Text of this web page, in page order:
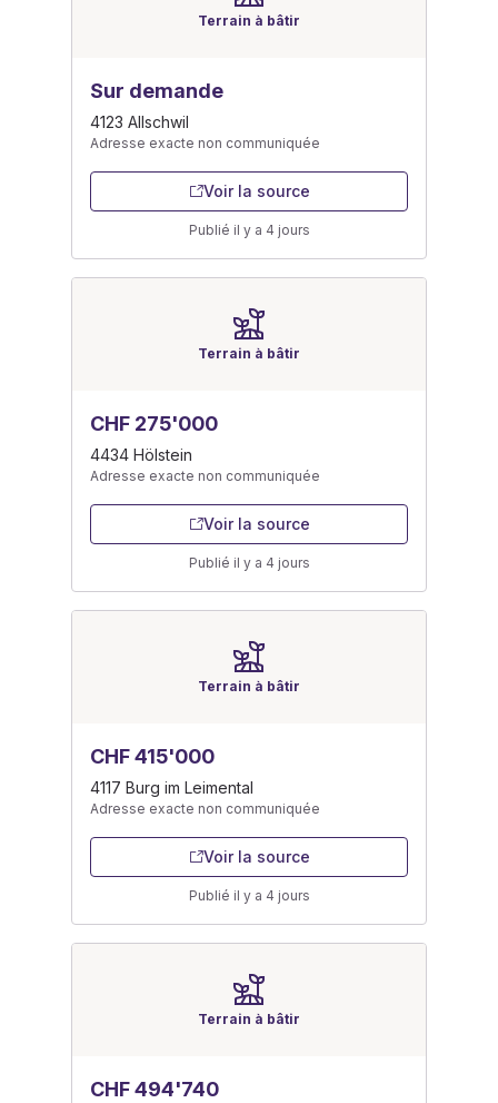
Terrain à bâtir
Sur demande
4123 Allschwil
Adresse exacte non communiquée
Voir la source
Publié il y a 4 jours
Terrain à bâtir
CHF 275'000
4434 Hölstein
Adresse exacte non communiquée
Voir la source
Publié il y a 4 jours
Terrain à bâtir
CHF 415'000
4117 Burg im Leimental
Adresse exacte non communiquée
Voir la source
Publié il y a 4 jours
Terrain à bâtir
CHF 494'740